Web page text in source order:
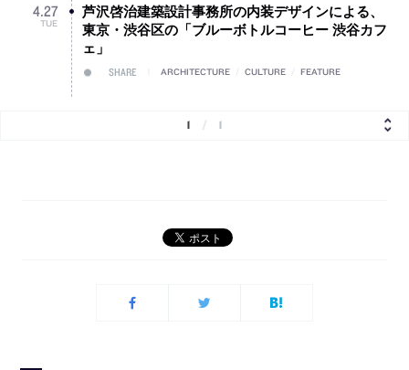
4.27
TUE
芦沢啓治建築設計事務所の内装デザインによる、
東京・渋谷区の「ブルーボトルコーヒー 渋谷カフ
ェ」
SHARE ARCHITECTURE CULTURE FEATURE
1 1